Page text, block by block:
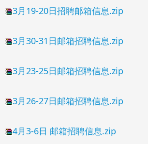
3月19-20日招聘邮箱信息.zip
3月30-31日邮箱招聘信息.zip
3月23-25日邮箱招聘信息.zip
3月26-27日邮箱招聘信息.zip
4月3-6日 邮箱招聘信息.zip